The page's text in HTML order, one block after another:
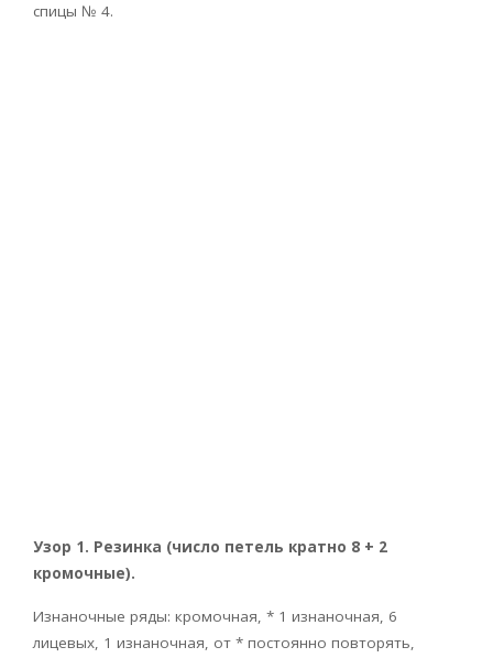
спицы № 4.
Узор 1. Резинка (число петель кратно 8 + 2
кромочные).
Изнаночные ряды: кромочная, * 1 изнаночная, 6
лицевых, 1 изнаночная, от * постоянно повторять,